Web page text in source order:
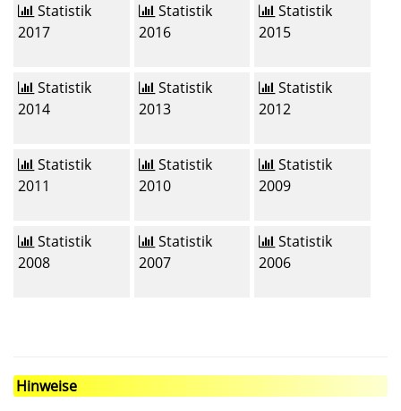
Statistik
2017
Statistik
2016
Statistik
2015
Statistik
2014
Statistik
2013
Statistik
2012
Statistik
2011
Statistik
2010
Statistik
2009
Statistik
2008
Statistik
2007
Statistik
2006
Hinweise